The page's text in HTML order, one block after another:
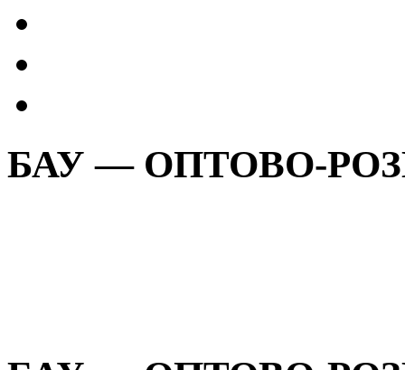
БАУ — ОПТОВО-